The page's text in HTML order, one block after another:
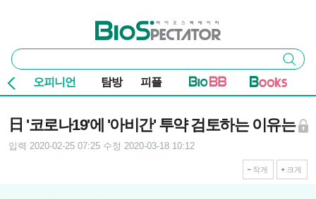
바이오스펙테이터
통
합
검
색
검색
오피니언 탐방 피플
日 '코로나19'에 '아비간' 투약 검토하는 이유는
입력 2020-02-25 07:25 수정 2020-03-18 10:12
작게 크게